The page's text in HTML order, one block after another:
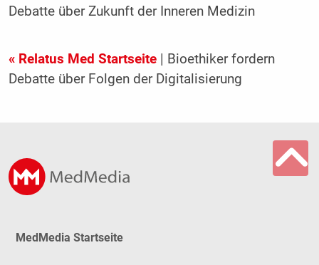
Debatte über Zukunft der Inneren Medizin
« Relatus Med Startseite| Bioethiker fordern
Debatte über Folgen der Digitalisierung
MedMedia Startseite